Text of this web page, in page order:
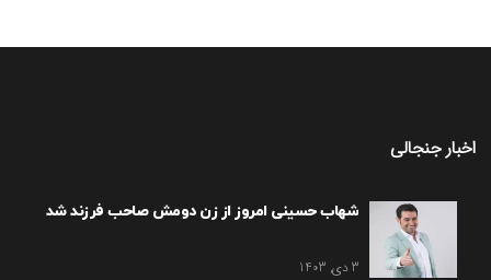
اخبار جنجالی
شهاب حسینی امروز از زن دومش صاحب فرزند شد
3 دی, 1403